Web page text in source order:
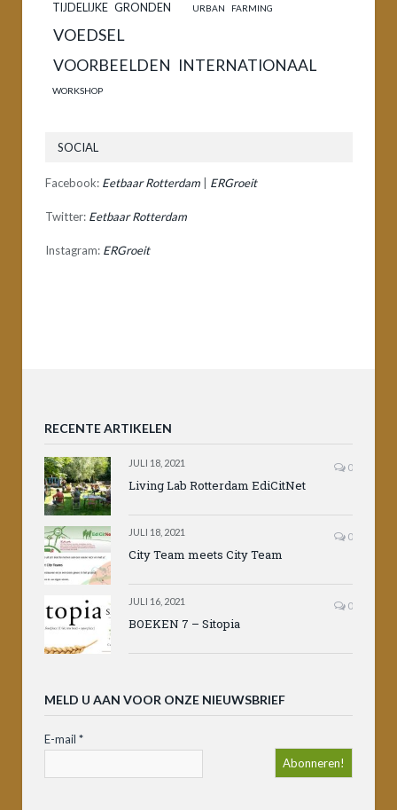
TIJDELIJKE GRONDEN URBAN FARMING
VOEDSEL
VOORBEELDEN INTERNATIONAAL
WORKSHOP
SOCIAL
Facebook: Eetbaar Rotterdam ERGroeit
Twitter: Eetbaar Rotterdam
Instagram: ERGroeit
RECENTE ARTIKELEN
JULI 18, 2021 0
Living Lab Rotterdam EdiCitNet
JULI 18, 2021 0
City Team meets City Team
JULI 16, 2021 0
BOEKEN 7 – Sitopia
MELD U AAN VOOR ONZE NIEUWSBRIEF
E-mail *